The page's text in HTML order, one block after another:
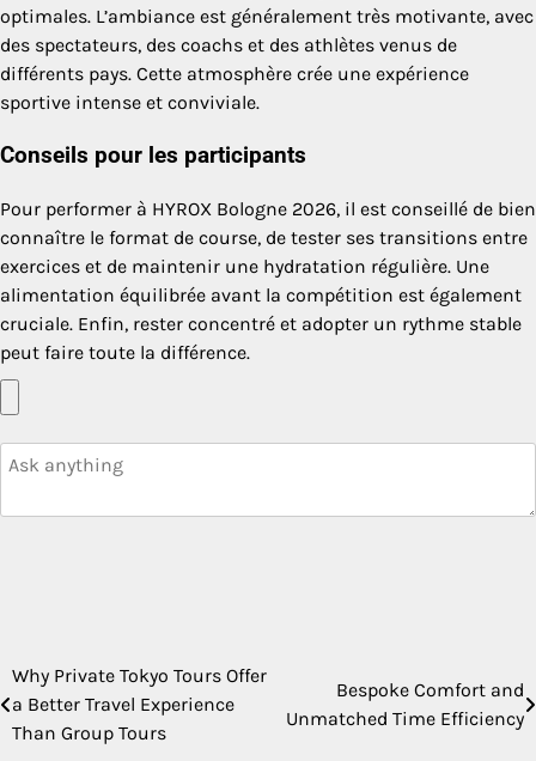
optimales. L’ambiance est généralement très motivante, avec
des spectateurs, des coachs et des athlètes venus de
différents pays. Cette atmosphère crée une expérience
sportive intense et conviviale.
Conseils pour les participants
Pour performer à HYROX Bologne 2026, il est conseillé de bien
connaître le format de course, de tester ses transitions entre
exercices et de maintenir une hydratation régulière. Une
alimentation équilibrée avant la compétition est également
cruciale. Enfin, rester concentré et adopter un rythme stable
peut faire toute la différence.
Post
navigation
Why Private Tokyo Tours Offer
a Better Travel Experience
Than Group Tours
Bespoke Comfort and
Unmatched Time Efficiency